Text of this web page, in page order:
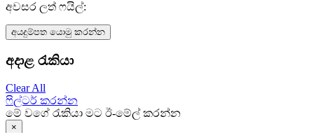
අවසර ලත් ෆයිල්:
අයදුම්පත යොමු කරන්න
අදාළ රැකියා
Clear All
ෆිල්ටර් කරන්න
මේ වගේ රැකියා මට ඊ-මේල් කරන්න
×